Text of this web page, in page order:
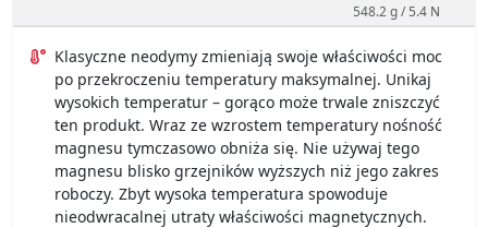
548.2 g / 5.4 N
Klasyczne neodymy zmieniają swoje właściwości moc
po przekroczeniu temperatury maksymalnej. Unikaj
wysokich temperatur – gorąco może trwale zniszczyć
ten produkt. Wraz ze wzrostem temperatury nośność
magnesu tymczasowo obniża się. Nie używaj tego
magnesu blisko grzejników wyższych niż jego zakres
roboczy. Zbyt wysoka temperatura spowoduje
nieodwracalnej utraty właściwości magnetycznych.